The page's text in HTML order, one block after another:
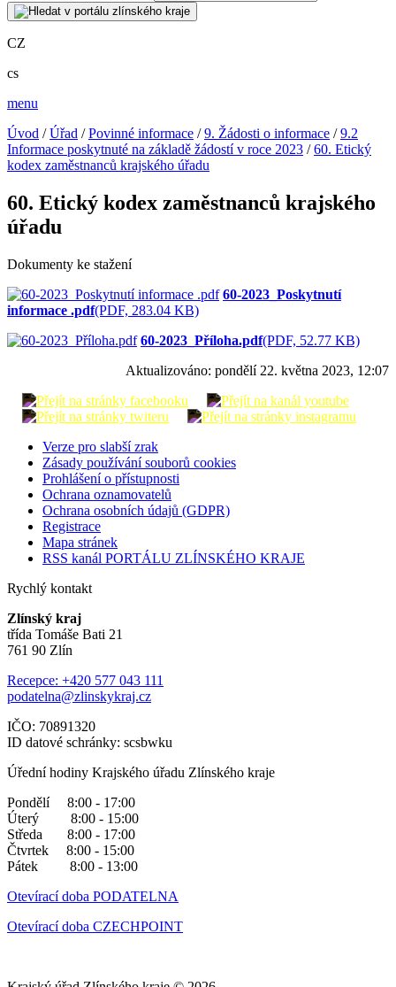
CZ
cs
menu
Úvod /Úřad /Povinné informace /9. Žádosti o informace /9.2
Informace poskytnuté na základě žádostí v roce 2023 /60. Etický
kodex zaměstnanců krajského úřadu
60. Etický kodex zaměstnanců krajského
úřadu
Dokumenty ke stažení
60-2023_Poskytnutí
informace .pdf(PDF, 283.04 KB)
60-2023_Příloha.pdf(PDF, 52.77 KB)
Aktualizováno: pondělí 22. května 2023, 12:07
Verze pro slabší zrak
Zásady používání souborů cookies
Prohlášení o přístupnosti
Ochrana oznamovatelů
Ochrana osobních údajů (GDPR)
Registrace
Mapa stránek
RSS kanál PORTÁLU ZLÍNSKÉHO KRAJE
Rychlý kontakt
Zlínský kraj
třída Tomáše Bati 21
761 90 Zlín
Recepce: +420 577 043 111
podatelna@zlinskykraj.cz
IČO: 70891320
ID datové schránky: scsbwku
Úřední hodiny Krajského úřadu Zlínského kraje
Pondělí 8:00 - 17:00
Úterý 8:00 - 15:00
Středa 8:00 - 17:00
Čtvrtek 8:00 - 15:00
Pátek 8:00 - 13:00
Otevírací doba PODATELNA
Otevírací doba CZECHPOINT